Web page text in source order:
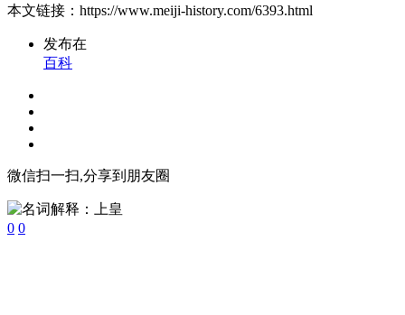
本文链接：https://www.meiji-history.com/6393.html
发布在
百科
微信扫一扫,分享到朋友圈
0 0